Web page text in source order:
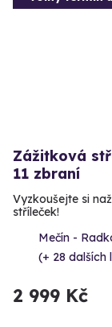
Zážitková
11 zbraní
Vyzkoušejte si
stříleček!
Mečín -
(+ 28 dalších
2 999 Kč